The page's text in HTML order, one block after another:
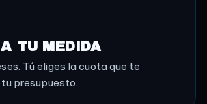
TU MEDIDA
Tú eliges la cuota que te
presupuesto.